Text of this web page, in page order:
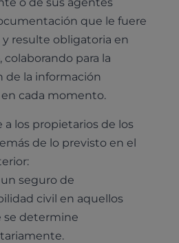
que le fuere
resulte obligatoria en
colaborando para la
de la información
en cada momento.
a los propietarios de los
de lo previsto en el
seguro de
civil en aquellos
se determine